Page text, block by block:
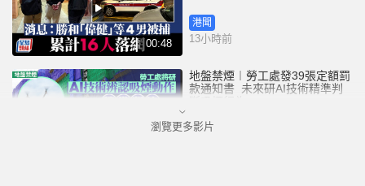
00:48
港聞
13小時前
地盤禁煙︱勞工處發39張定額罰
款通知書 未來研AI技術精準判
港聞
瀏覽更多影片